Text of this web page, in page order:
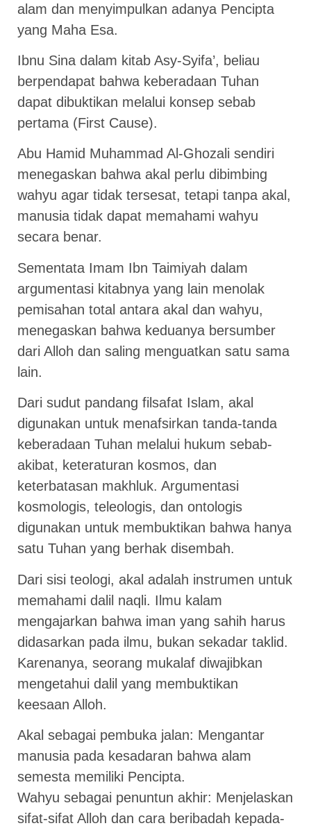
alam dan menyimpulkan adanya Pencipta
yang Maha Esa.
Ibnu Sina dalam kitab Asy-Syifa’, beliau
berpendapat bahwa keberadaan Tuhan
dapat dibuktikan melalui konsep sebab
pertama (First Cause).
Abu Hamid Muhammad Al-Ghozali sendiri
menegaskan bahwa akal perlu dibimbing
wahyu agar tidak tersesat, tetapi tanpa akal,
manusia tidak dapat memahami wahyu
secara benar.
Sementata Imam Ibn Taimiyah dalam
argumentasi kitabnya yang lain menolak
pemisahan total antara akal dan wahyu,
menegaskan bahwa keduanya bersumber
dari Alloh dan saling menguatkan satu sama
lain.
Dari sudut pandang filsafat Islam, akal
digunakan untuk menafsirkan tanda-tanda
keberadaan Tuhan melalui hukum sebab-
akibat, keteraturan kosmos, dan
keterbatasan makhluk. Argumentasi
kosmologis, teleologis, dan ontologis
digunakan untuk membuktikan bahwa hanya
satu Tuhan yang berhak disembah.
Dari sisi teologi, akal adalah instrumen untuk
memahami dalil naqli. Ilmu kalam
mengajarkan bahwa iman yang sahih harus
didasarkan pada ilmu, bukan sekadar taklid.
Karenanya, seorang mukalaf diwajibkan
mengetahui dalil yang membuktikan
keesaan Alloh.
Akal sebagai pembuka jalan: Mengantar
manusia pada kesadaran bahwa alam
semesta memiliki Pencipta.
Wahyu sebagai penuntun akhir: Menjelaskan
sifat-sifat Alloh dan cara beribadah kepada-